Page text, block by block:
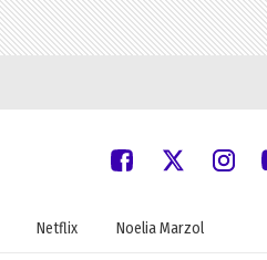
Netflix Noelia Marzol